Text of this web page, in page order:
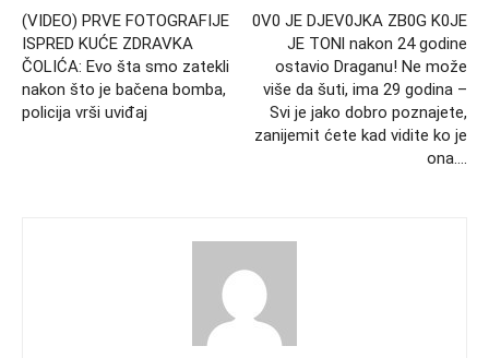
(VIDEO) PRVE FOTOGRAFIJE
ISPRED KUĆE ZDRAVKA
ČOLIĆA: Evo šta smo zatekli
nakon što je bačena bomba,
policija vrši uviđaj
0V0 JE DJEV0JKA ZB0G K0JE
JE TONl nakon 24 godine
ostavio Draganu! Ne može
više da šuti, ima 29 godina –
Svi je jako dobro poznajete,
zanijemit ćete kad vidite ko je
ona….